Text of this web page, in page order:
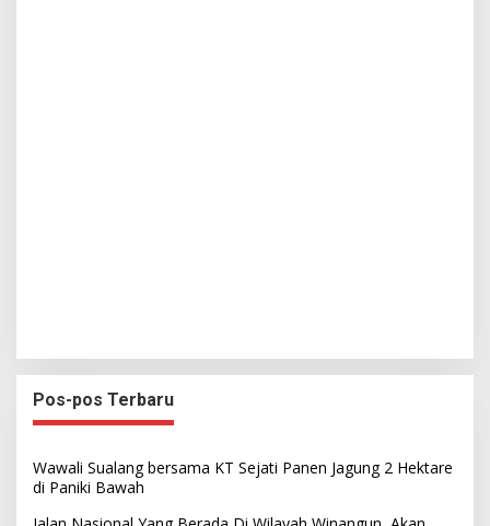
Pos-pos Terbaru
Wawali Sualang bersama KT Sejati Panen Jagung 2 Hektare
di Paniki Bawah